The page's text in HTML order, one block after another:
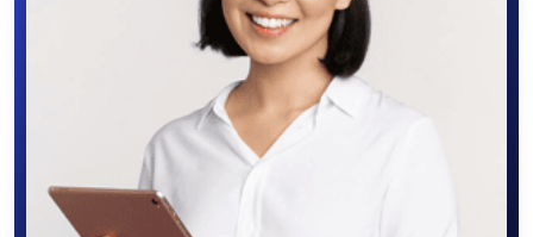
крутите колесо фортуны, выигрывайте
бонусы, удобно ищите и размещайте
объявления - все это в нашем мобильном
приложении SALEX!
Скачать в Google Play